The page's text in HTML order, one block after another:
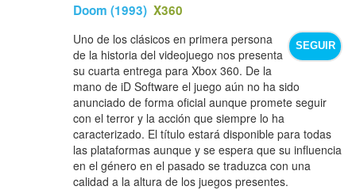
Doom (1993) X360
SEGUIR
Uno de los clásicos en primera persona
de la historia del videojuego nos presenta
su cuarta entrega para Xbox 360. De la
mano de iD Software el juego aún no ha sido
anunciado de forma oficial aunque promete seguir
con el terror y la acción que siempre lo ha
caracterizado. El título estará disponible para todas
las plataformas aunque y se espera que su influencia
en el género en el pasado se traduzca con una
calidad a la altura de los juegos presentes.